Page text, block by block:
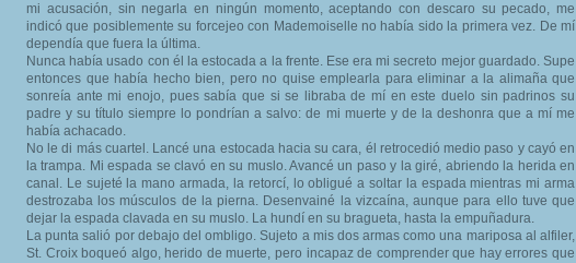
mi acusación, sin negarla en ningún momento, aceptando con descaro su pecado, me
indicó que posiblemente su forcejeo con Mademoiselle no había sido la primera vez. De mí
dependía que fuera la última.
Nunca había usado con él la estocada a la frente. Ese era mi secreto mejor guardado. Supe
entonces que había hecho bien, pero no quise emplearla para eliminar a la alimaña que
sonreía ante mi enojo, pues sabía que si se libraba de mí en este duelo sin padrinos su
padre y su título siempre lo pondrían a salvo: de mi muerte y de la deshonra que a mí me
había achacado.
No le di más cuartel. Lancé una estocada hacia su cara, él retrocedió medio paso y cayó en
la trampa. Mi espada se clavó en su muslo. Avancé un paso y la giré, abriendo la herida en
canal. Le sujeté la mano armada, la retorcí, lo obligué a soltar la espada mientras mi arma
destrozaba los músculos de la pierna. Desenvainé la vizcaína, aunque para ello tuve que
dejar la espada clavada en su muslo. La hundí en su bragueta, hasta la empuñadura.
La punta salió por debajo del ombligo. Sujeto a mis dos armas como una mariposa al alfiler,
St. Croix boqueó algo, herido de muerte, pero incapaz de comprender que hay errores que